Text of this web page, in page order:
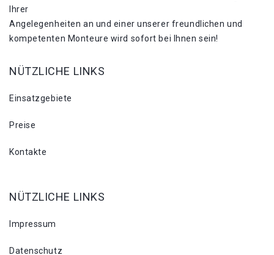
Ihrer
Angelegenheiten an und einer unserer freundlichen und
kompetenten Monteure wird sofort bei Ihnen sein!
NÜTZLICHE LINKS
Einsatzgebiete
Preise
Kontakte
NÜTZLICHE LINKS
Impressum
Datenschutz